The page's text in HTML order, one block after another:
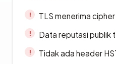
TLS menerima cipher
Data reputasi publik
Tidak ada header